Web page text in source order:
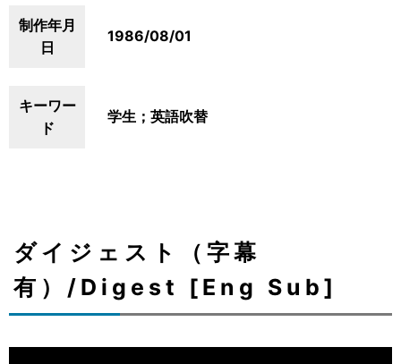
制作年月
日
1986/08/01
キーワー
ド
学生；英語吹替
ダイジェスト（字幕
有）/Digest [Eng Sub]